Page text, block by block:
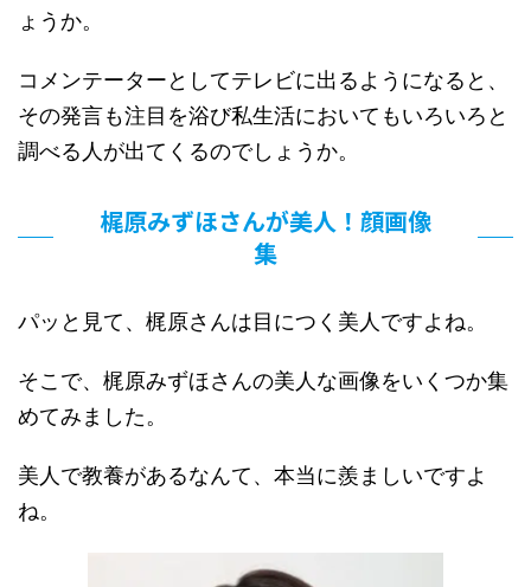
ょうか。
コメンテーターとしてテレビに出るようになると、
その発言も注目を浴び私生活においてもいろいろと
調べる人が出てくるのでしょうか。
梶原みずほさんが美人！顔画像
集
パッと見て、梶原さんは目につく美人ですよね。
そこで、梶原みずほさんの美人な画像をいくつか集
めてみました。
美人で教養があるなんて、本当に羨ましいですよ
ね。